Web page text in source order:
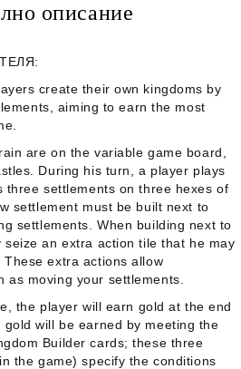
описание
create their own kingdoms by
aiming to earn the most
are on the variable game board,
During his turn, a player plays
three settlements on three hexes of
settlement must be built next to
settlements. When building next to
an extra action tile that he may
extra actions allow
as moving your settlements.
the player will earn gold at the end
will be earned by meeting the
Builder cards; these three
the game) specify the conditions